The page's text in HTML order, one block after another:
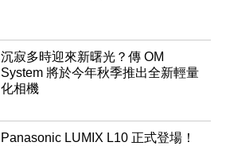
沉寂多時迎來新曙光？傳 OM
System 將於今年秋季推出全新輕量
化相機
Panasonic LUMIX L10 正式登場！